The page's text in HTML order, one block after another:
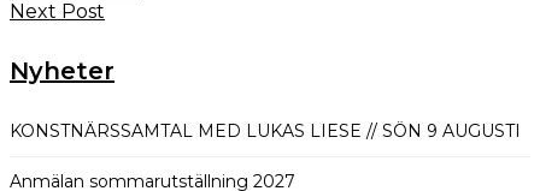
Next Post
Nyheter
KONSTNÄRSSAMTAL MED LUKAS LIESE // SÖN 9 AUGUSTI
Anmälan sommarutställning 2027